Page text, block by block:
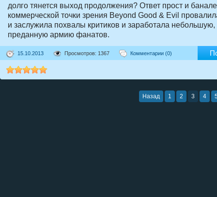
долго тянется выход продолжения? Ответ прост и
коммерческой точки зрения Beyond Good & Evil
и заслужила похвалы критиков и заработала небольшую,
преданную армию фанатов.
15.10.2013 Просмотров: 1367 Комментарии (0)
Назад 1 2 3 4